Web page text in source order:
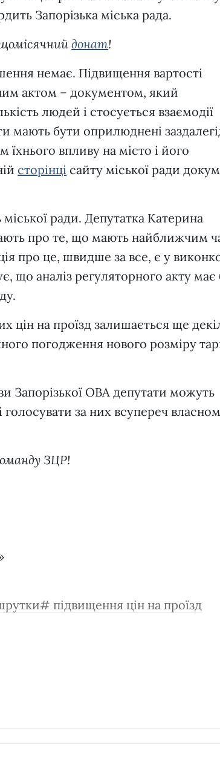
Запорізька міська рада.
донат!
немає. Підвищення вартості
актом – документом, який
людей і стосується взаємодії
мають бути оприлюднені
їхнього впливу на місто і його
сторінці сайту міської ради
ради. Депутатка Катерина
про те, що мають найближчим
про це, швидше за все, є у
що аналіз регуляторного акту має
на проїзд залишається ще
погодження нового розміру
Запорізької ОВА депутати можуть
голосувати за них всупереч
ЗЦР!
підвищення цін на проїзд